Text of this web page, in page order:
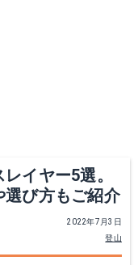
イヤー5選。
選び方もご紹介
2022年7月3日
登山